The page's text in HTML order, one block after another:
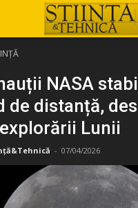
NASA
de distanță,
Lunii
- 07/04/2026